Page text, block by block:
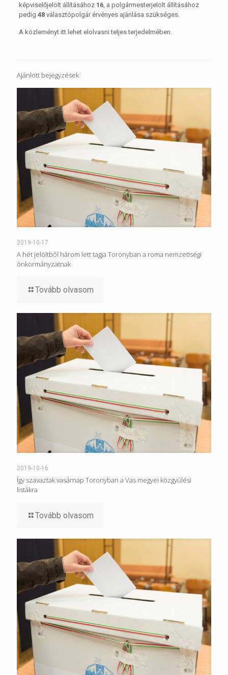
képviselőjelölt állításához 16, a polgármesterjelölt állításához
pedig 48választópolgár érvényes ajánlása szükséges.
A közleményt itt lehet elolvasni teljes terjedelmében.
Ajánlott bejegyzések
2019-10-17
A hét jelöltből három lett tagja Toronyban a roma nemzetiségi
önkormányzatnak
Tovább olvasom
2019-10-16
Így szavaztak vasárnap Toronyban a Vas megyei közgyűlési
listákra
Tovább olvasom